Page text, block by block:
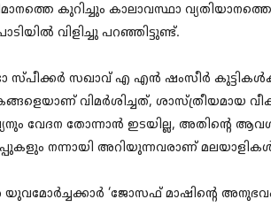
കുറിച്ചും കാലാവസ്ഥാ
വിളിച്ചു പറഞ്ഞിട്ടുണ്ട്.
സ്പീക്കർ സഖാവ് എ എൻ ഷംസീർ
വിമർശിച്ചത്, ശാസ്ത്രീയമായ
വേദന തോന്നാൻ ഇടയില്ല, അതിന്റെ
നന്നായി അറിയുന്നവരാണ്
‘ജോസഫ് മാഷിന്റെ അനുഭവം